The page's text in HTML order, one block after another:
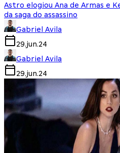
Astro elogiou Ana de Armas e
da saga do assassino
Gabriel Avila
29.jun.24
Gabriel Avila
29.jun.24